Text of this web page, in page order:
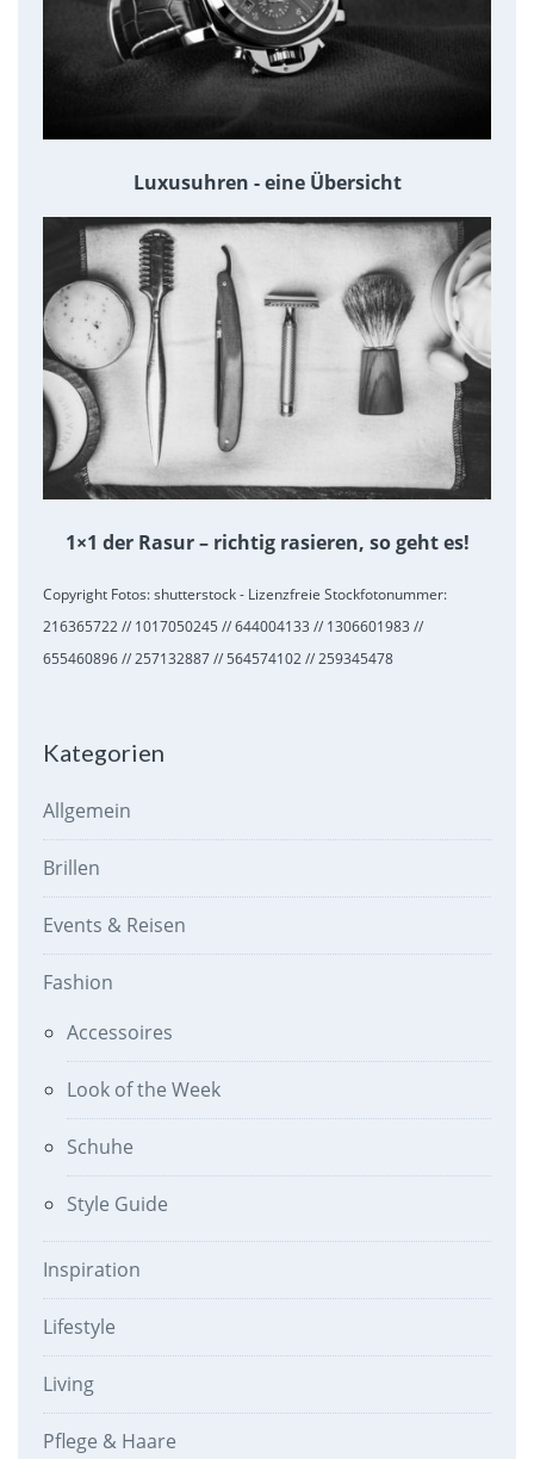
Luxusuhren - eine Übersicht
1×1 der Rasur – richtig rasieren, so geht es!
Copyright Fotos: shutterstock - Lizenzfreie Stockfotonummer:
216365722 // 1017050245 // 644004133 // 1306601983 //
655460896 // 257132887 // 564574102 // 259345478
Kategorien
Allgemein
Brillen
Events & Reisen
Fashion
Accessoires
Look of the Week
Schuhe
Style Guide
Inspiration
Lifestyle
Living
Pflege & Haare